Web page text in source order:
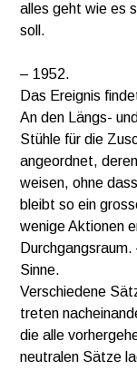
alles geht wie es
soll.
– 1952.
Das Ereignis
An den Längs-
Stühle für die
angeordnet,
weisen, ohne
bleibt so ein
wenige Aktionen
Sinne.
Verschiedene
treten
die alle
neutralen Sätze